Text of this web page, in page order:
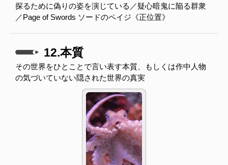
探るために偽りの姿を演じている／疑心暗鬼に陥る群衆
／Page of Swords ソードのペイジ《正位置》
12.本質
その世界をひとことで言い表す本質、もしくは作中人物
の気づいていない隠された世界の真実